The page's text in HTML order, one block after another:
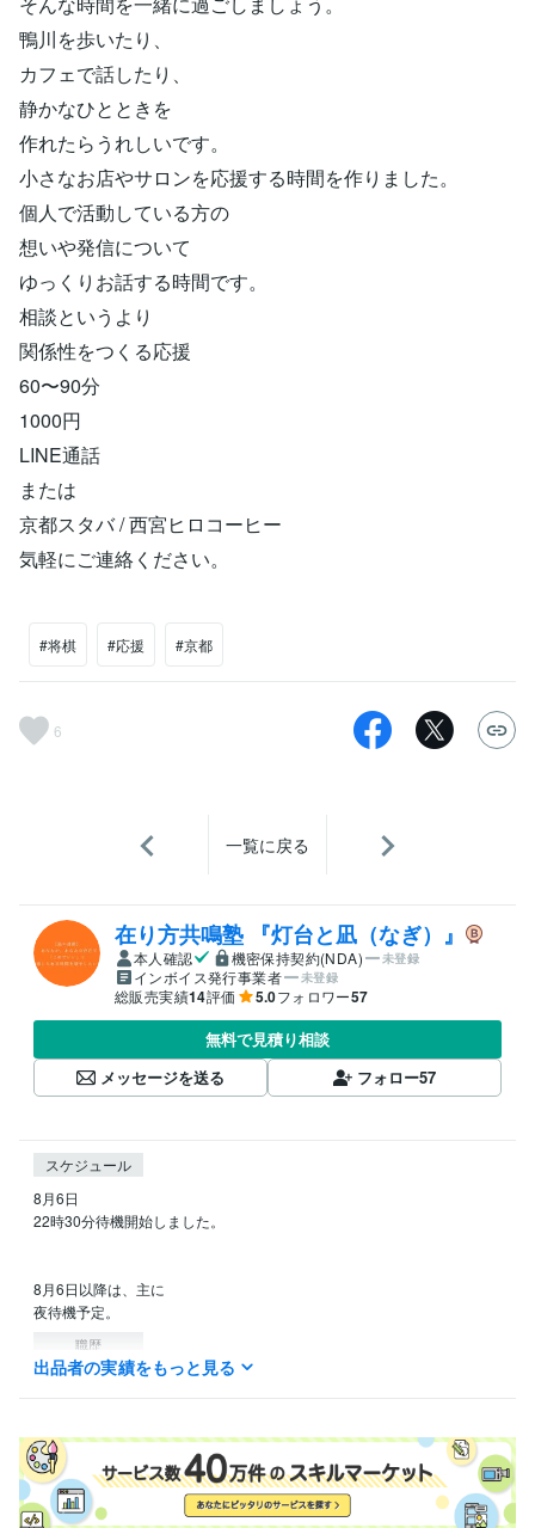
鴨川を歩いたり、
カフェで話したり、
静かなひとときを
作れたらうれしいです。
小さなお店やサロンを応援する時間を作りました。
個人で活動している方の
想いや発信について
ゆっくりお話する時間です。
相談というより
関係性をつくる応援
60〜90分
1000円
LINE通話
または
京都スタバ / 西宮ヒロコーヒー
気軽にご連絡ください。
#将棋 #応援 #京都
6
一覧に戻る
在り方共鳴塾 『灯台と凪（なぎ）』
本人確認 機密保持契約(NDA) 未登録
インボイス発行事業者 未登録
総販売実績14評価 5.0フォロワー57
無料で見積り相談
メッセージを送る
フォロー57
スケジュール
8月6日
22時30分待機開始しました。
8月6日以降は、主に
夜待機予定。
職歴
意識と感情の周波数調律塾『灯台と凪（なぎ）』
ココナラブロンズランク
資格・検定
宅地建物取引士（旧 宅地建物取引主任者） 取得年 : 1989年
出品者の実績をもっと見る